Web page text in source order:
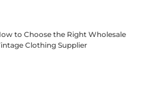
to Choose the Right Wholesale
Clothing Supplier